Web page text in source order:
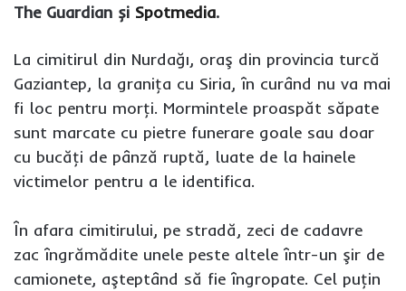
The Guardian și Spotmedia.
La cimitirul din Nurdağı, oraş din provincia turcă
Gaziantep, la graniţa cu Siria, în curând nu va mai
fi loc pentru morţi. Mormintele proaspăt săpate
sunt marcate cu pietre funerare goale sau doar
cu bucăţi de pânză ruptă, luate de la hainele
victimelor pentru a le identifica.
În afara cimitirului, pe stradă, zeci de cadavre
zac îngrămădite unele peste altele într-un şir de
camionete, aşteptând să fie îngropate. Cel puţin